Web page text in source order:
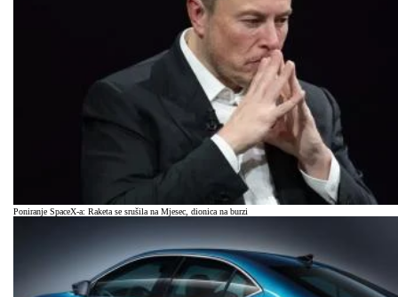
Poniranje SpaceX-a: Raketa se srušila na Mjesec, dionica na burzi